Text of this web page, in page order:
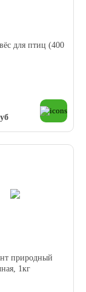
для птиц (400
природный
1кг